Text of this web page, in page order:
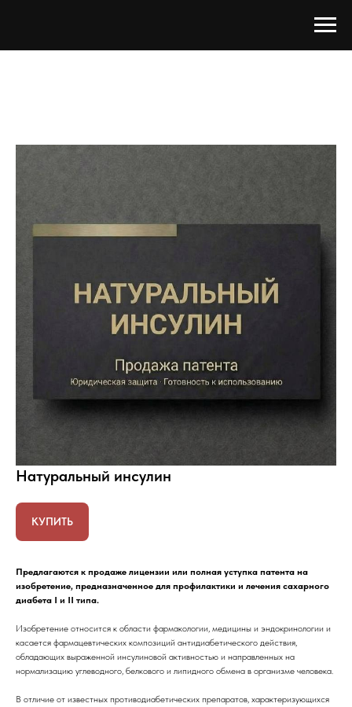
Натуральный инсулин
КУПИТЬ
Предлагаются к продаже лицензии или полная уступка патента на
изобретение, предназначенное для профилактики и лечения сахарного
диабета I и II типа.
Изобретение относится к области фармакологии, медицины и эндокринологии и
касается фармацевтических композиций антидиабетического действия,
обладающих выраженной инсулиновой активностью и направленных на
нормализацию углеводного, белкового и липидного обмена в организме человека.
В отличие от известных противодиабетических препаратов, характеризующихся